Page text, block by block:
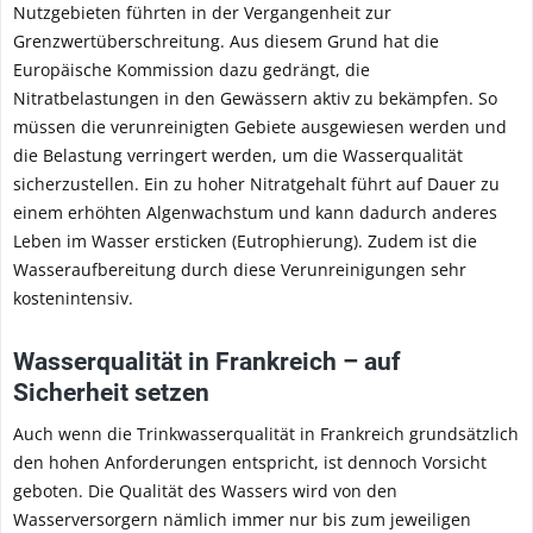
Nutzgebieten führten in der Vergangenheit zur
Grenzwertüberschreitung. Aus diesem Grund hat die
Europäische Kommission dazu gedrängt, die
Nitratbelastungen in den Gewässern aktiv zu bekämpfen. So
müssen die verunreinigten Gebiete ausgewiesen werden und
die Belastung verringert werden, um die Wasserqualität
sicherzustellen. Ein zu hoher Nitratgehalt führt auf Dauer zu
einem erhöhten Algenwachstum und kann dadurch anderes
Leben im Wasser ersticken (Eutrophierung). Zudem ist die
Wasseraufbereitung durch diese Verunreinigungen sehr
kostenintensiv.
Wasserqualität in Frankreich – auf
Sicherheit setzen
Auch wenn die Trinkwasserqualität in Frankreich grundsätzlich
den hohen Anforderungen entspricht, ist dennoch Vorsicht
geboten. Die Qualität des Wassers wird von den
Wasserversorgern nämlich immer nur bis zum jeweiligen